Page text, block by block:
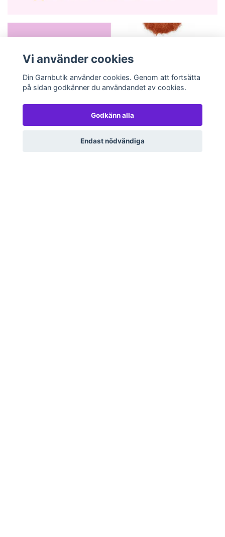
Vi använder cookies
Din Garnbutik använder cookies. Genom att fortsätta
på sidan godkänner du användandet av cookies.
Godkänn alla
Endast nödvändiga